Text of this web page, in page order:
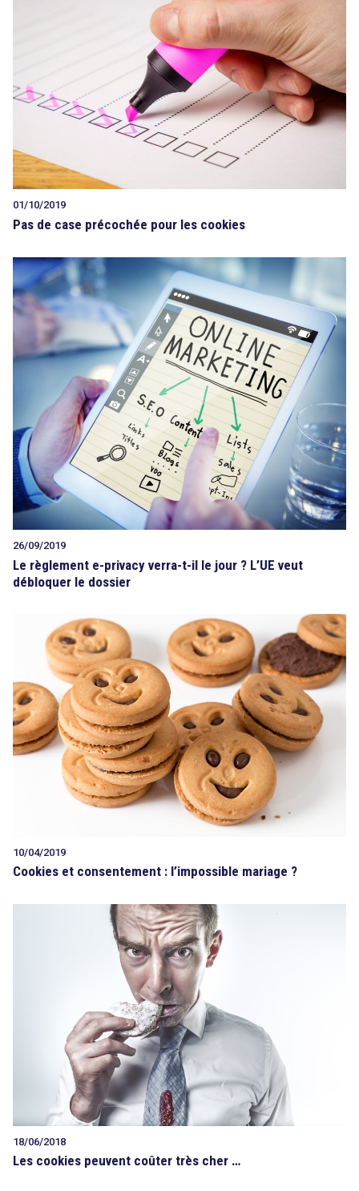
01/10/2019
Pas de case précochée pour les cookies
26/09/2019
Le règlement e-privacy verra-t-il le jour ? L’UE veut
débloquer le dossier
10/04/2019
Cookies et consentement : l’impossible mariage ?
18/06/2018
Les cookies peuvent coûter très cher …
search